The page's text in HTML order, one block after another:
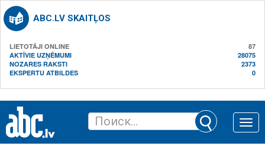
ABC.LV SKAITĻOS
LIETOTĀJI ONLINE
87
AKTĪVIE UZŅĒMUMI
28075
NOZARES RAKSTI
2373
EKSPERTU ATBILDES
0
Toggle